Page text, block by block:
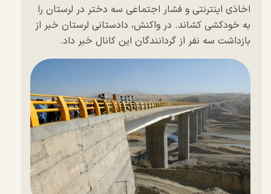
اخاذی اینترنتی و فشار اجتماعی سه دختر در لرستان را
به خودکشی کشاند. در واکنش، دادستانی لرستان خبر از
بازداشت سه نفر از گردانندگان این کانال خبر داد.